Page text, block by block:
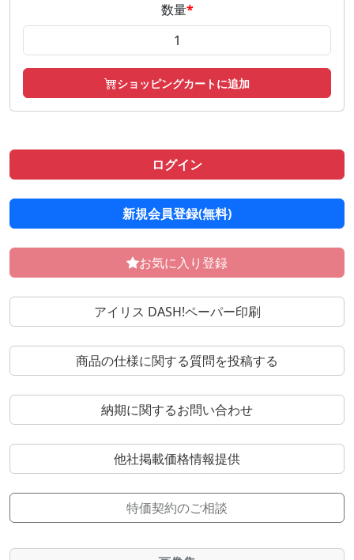
数量*
ショッピングカートに追加
ログイン
新規会員登録(無料)
お気に入り登録
アイリス DASH!ペーパー印刷
商品の仕様に関する質問を投稿する
納期に関するお問い合わせ
他社掲載価格情報提供
特価契約のご相談